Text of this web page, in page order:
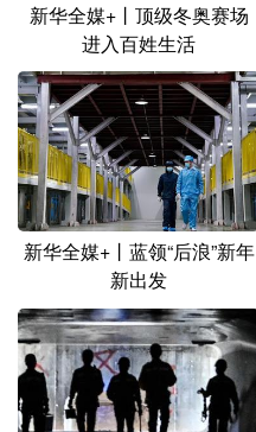
新华全媒+丨顶级冬奥赛场
进入百姓生活
新华全媒+丨蓝领“后浪”新年
新出发